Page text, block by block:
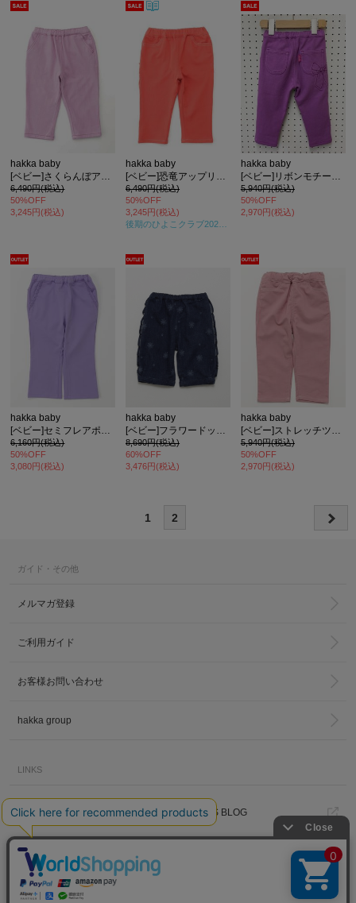
hakka baby
[ベビー]さくらんぼアップリケのびのびストレッチカットツイルテーパードパンツ
6,490円(税込)
50%OFF
3,245円(税込)
hakka baby
[ベビー]恐竜アップリケのびのびストレッチカットツイルストレートパンツ
6,490円(税込)
50%OFF
3,245円(税込)
後期のひよこクラブ2025年冬号
hakka baby
[ベビー]リボンモチーフアップリケ のびのびストレッチカットツイルテーパードパンツ
5,940円(税込)
50%OFF
2,970円(税込)
hakka baby
[ベビー]セミフレアポンチパンツ
6,160円(税込)
50%OFF
3,080円(税込)
hakka baby
[ベビー]フラワードット刺繍7オンスストレッチデニムハーフパンツ
8,690円(税込)
60%OFF
3,476円(税込)
hakka baby
[ベビー]ストレッチツイルスリムパンツ
5,940円(税込)
50%OFF
2,970円(税込)
1 2
ガイド・その他
メルマガ登録
ご利用ガイド
お客様お問い合わせ
hakka group
LINKS
トータルディレクター
葉山啓子のブログ
PRESS BLOG
Madu BLOG
Hakka Online Shopギフトラッピ